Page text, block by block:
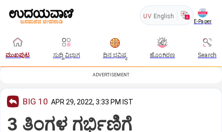
UV English
E-Paper
ಮುಖಪುಟ ಸುದ್ದಿ ವಿಭಾಗ ದಿನ ಭವಿಷ್ಯ ಹೊಂಗಿರಣ Search
ADVERTISEMENT
BIG 10 APR 29, 2022, 3:33 PM IST
3 ತಿಂಗಳ ಗರ್ಭಿಣಿಗೆ